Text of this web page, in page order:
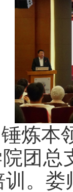
炼本
团总
。